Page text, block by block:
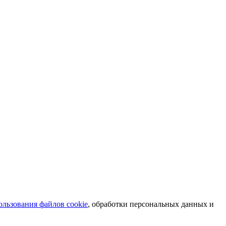
файлов cookie, обработки персональных данных и